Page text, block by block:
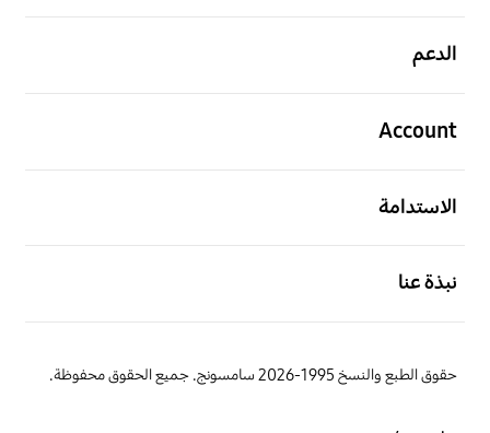
الدعم
Account
الاستدامة
نبذة عنا
حقوق الطبع والنسخ 1995-2026 سامسونج. جميع الحقوق محفوظة.